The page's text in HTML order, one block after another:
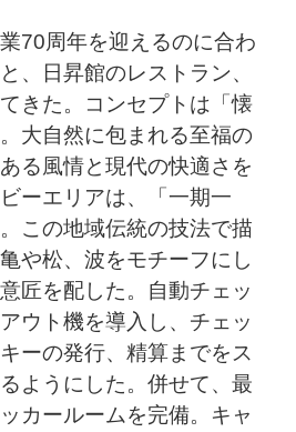
70周年を迎えるのに合わ
、日昇館のレストラン、
きた。コンセプトは「懐
大自然に包まれる至福の
る風情と現代の快適さを
ーエリアは、「一期一
この地域伝統の技法で描
や松、波をモチーフにし
匠を配した。自動チェッ
ウト機を導入し、チェッ
ーの発行、精算までをス
ようにした。併せて、最
カールームを完備。キャ